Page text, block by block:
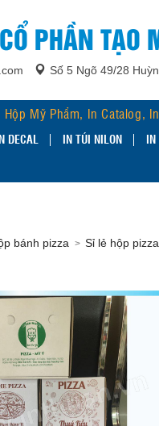
PHẦN TẠO
Số 5 Ngõ 49/28
Mỹ Phẩm, In
Poster
DECAL IN TÚI NILON IN
bánh pizza Sỉ lẻ hộp